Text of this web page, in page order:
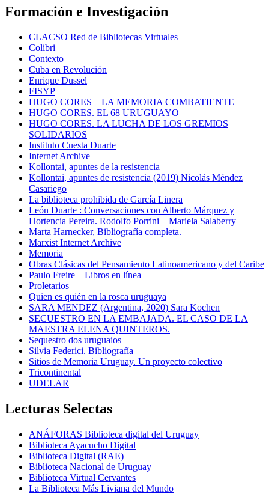
Formación e Investigación
CLACSO Red de Bibliotecas Virtuales
Colibri
Contexto
Cuba en Revolución
Enrique Dussel
FISYP
HUGO CORES – LA MEMORIA COMBATIENTE
HUGO CORES. EL 68 URUGUAYO
HUGO CORES. LA LUCHA DE LOS GREMIOS
SOLIDARIOS
Instituto Cuesta Duarte
Internet Archive
Kollontai, apuntes de la resistencia
Kollontai, apuntes de resistencia (2019) Nicolás Méndez
Casariego
La biblioteca prohibida de García Linera
León Duarte : Conversaciones con Alberto Márquez y
Hortencia Pereira. Rodolfo Porrini – Mariela Salaberry
Marta Harnecker, Bibliografía completa.
Marxist Internet Archive
Memoria
Obras Clásicas del Pensamiento Latinoamericano y del Caribe
Paulo Freire – Libros en línea
Proletarios
Quien es quién en la rosca uruguaya
SARA MENDEZ (Argentina, 2020) Sara Kochen
SECUESTRO EN LA EMBAJADA. EL CASO DE LA
MAESTRA ELENA QUINTEROS.
Sequestro dos uruguaios
Silvia Federici. Bibliografía
Sitios de Memoria Uruguay. Un proyecto colectivo
Tricontinental
UDELAR
Lecturas Selectas
ANÁFORAS Biblioteca digital del Uruguay
Biblioteca Ayacucho Digital
Biblioteca Digital (RAE)
Biblioteca Nacional de Uruguay
Biblioteca Virtual Cervantes
La Biblioteca Más Liviana del Mundo